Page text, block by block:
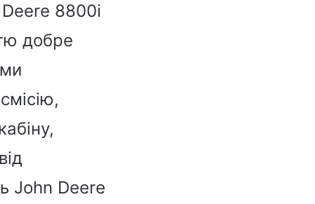
8800i
добре
John Deere